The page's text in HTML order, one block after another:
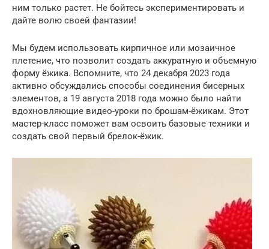
ним только растет. Не бойтесь экспериментировать и
дайте волю своей фантазии!
Мы будем использовать кирпичное или мозаичное
плетение, что позволит создать аккуратную и объемную
форму ёжика. Вспомните, что 24 декабря 2023 года
активно обсуждались способы соединения бисерных
элементов, а 19 августа 2018 года можно было найти
вдохновляющие видео-уроки по брошам-ёжикам. Этот
мастер-класс поможет вам освоить базовые техники и
создать свой первый брелок-ёжик.